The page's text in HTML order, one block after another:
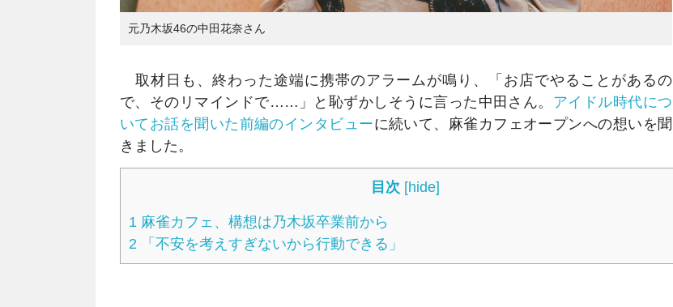
元乃木坂46の中田花奈さん
取材日も、終わった途端に携帯のアラームが鳴り、「お店でやることがあるの
で、そのリマインドで……」と恥ずかしそうに言った中田さん。 アイドル時代につ
いてお話を聞いた前編のインタビューに続いて、麻雀カフェオープンへの想いを聞
きました。
目次 [hide]
1 麻雀カフェ、構想は乃木坂卒業前から
2 「不安を考えすぎないから行動できる」